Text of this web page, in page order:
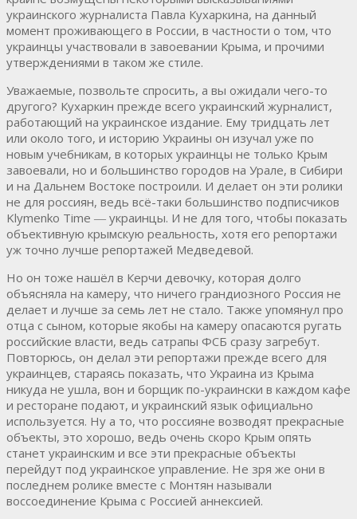
украинского журналиста Павла Кухаркина, на данный
момент проживающего в России, в частности о том, что
украинцы участвовали в завоевании Крыма, и прочими
утверждениями в таком же стиле.
Уважаемые, позвольте спросить, а вы ожидали чего-то
другого? Кухаркин прежде всего украинский журналист,
работающий на украинское издание. Ему тридцать лет
или около того, и историю Украины он изучал уже по
новым учебникам, в которых украинцы не только Крым
завоевали, но и большинство городов на Урале, в Сибири
и на Дальнем Востоке построили. И делает он эти ролики
не для россиян, ведь всё-таки большинство подписчиков
Klymenko Time ― украинцы. И не для того, чтобы показать
объективную крымскую реальность, хотя его репортажи
уж точно лучше репортажей Медведевой.
Но он тоже нашёл в Керчи девочку, которая долго
объясняла на камеру, что ничего грандиозного Россия не
делает и лучше за семь лет не стало. Также упомянул про
отца с сыном, которые якобы на камеру опасаются ругать
российские власти, ведь сатрапы ФСБ сразу загребут.
Повторюсь, он делал эти репортажи прежде всего для
украинцев, стараясь показать, что Украина из Крыма
никуда не ушла, вон и борщик по-украински в каждом кафе
и ресторане подают, и украинский язык официально
используется. Ну а то, что россияне возводят прекрасные
объекты, это хорошо, ведь очень скоро Крым опять
станет украинским и все эти прекрасные объекты
перейдут под украинское управление. Не зря же они в
последнем ролике вместе с Монтян называли
воссоединение Крыма с Россией аннексией.